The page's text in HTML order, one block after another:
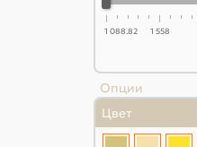
1 088.82 1 558
Опции
Цвет